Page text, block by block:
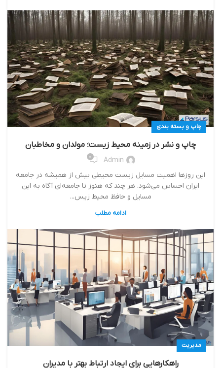
چاپ و بسته بندی
چاپ و نشر در زمینه محیط زیست؛ مولدان و مخاطبان
Admin
0
این روزها اهمیت مسایل زیست محیطی بیش از همیشه در جامعه
ایران احساس می‌شود. هر چند که هنوز تا جامعه‌ای آگاه به این
مسایل و حافظ محیط زیس...
ادامه مطلب
مدیریت
راهکارهایی برای ایجاد ارتباط بهتر با مدیران